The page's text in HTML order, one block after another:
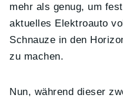
mehr als genug, um
aktuelles Elektroauto
Schnauze in den
zu machen.
Nun, während dieser